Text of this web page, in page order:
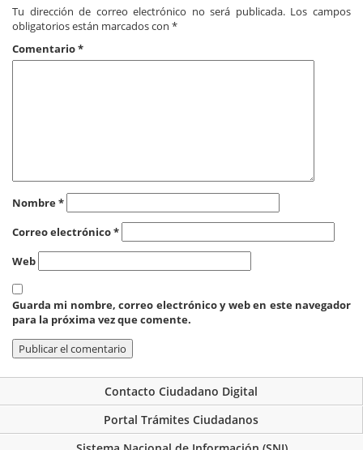
Tu dirección de correo electrónico no será publicada. Los campos
obligatorios están marcados con *
Comentario*
Nombre*
Correo electrónico*
Web
Guarda mi nombre, correo electrónico y web en este navegador
para la próxima vez que comente.
Contacto Ciudadano Digital
Portal Trámites Ciudadanos